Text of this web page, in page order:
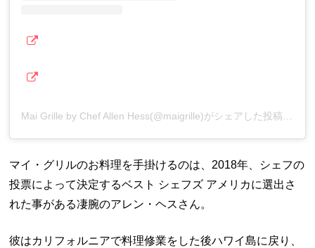
Mai Grille by Chef Allen Hess(@maigrille)がシェアした投稿
マイ・グリルのお料理を手掛けるのは、2018年、シェフの
投票によって決定するベスト シェフズ アメリカに選出さ
れた事がある凄腕のアレン・ヘスさん。
彼はカリフォルニアで料理修業をした後ハワイ島に戻り、